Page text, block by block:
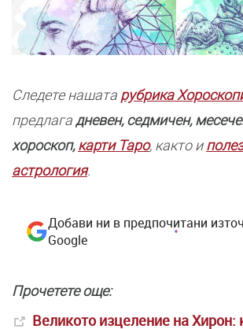
Следете нашата рубрика
предлагадневен, седмичен,
хороскоп, карти Таро, както и
астрология.
Добави ни в предпочитани
Google
Прочетете още:
Великото изцеление на